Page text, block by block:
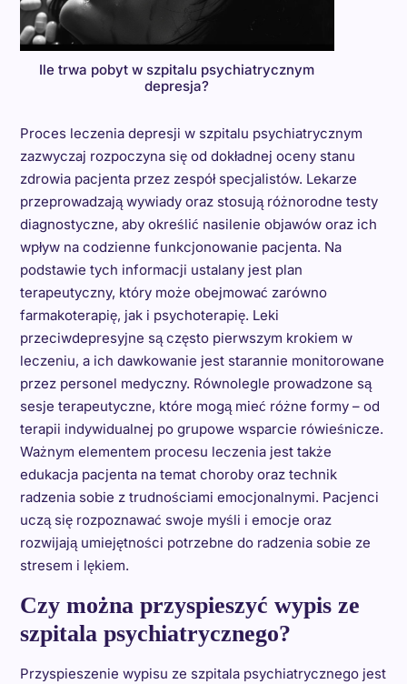
Ile trwa pobyt w szpitalu psychiatrycznym
depresja?
Proces leczenia depresji w szpitalu psychiatrycznym
zazwyczaj rozpoczyna się od dokładnej oceny stanu
zdrowia pacjenta przez zespół specjalistów. Lekarze
przeprowadzają wywiady oraz stosują różnorodne testy
diagnostyczne, aby określić nasilenie objawów oraz ich
wpływ na codzienne funkcjonowanie pacjenta. Na
podstawie tych informacji ustalany jest plan
terapeutyczny, który może obejmować zarówno
farmakoterapię, jak i psychoterapię. Leki
przeciwdepresyjne są często pierwszym krokiem w
leczeniu, a ich dawkowanie jest starannie monitorowane
przez personel medyczny. Równolegle prowadzone są
sesje terapeutyczne, które mogą mieć różne formy – od
terapii indywidualnej po grupowe wsparcie rówieśnicze.
Ważnym elementem procesu leczenia jest także
edukacja pacjenta na temat choroby oraz technik
radzenia sobie z trudnościami emocjonalnymi. Pacjenci
uczą się rozpoznawać swoje myśli i emocje oraz
rozwijają umiejętności potrzebne do radzenia sobie ze
stresem i lękiem.
Czy można przyspieszyć wypis ze
szpitala psychiatrycznego?
Przyspieszenie wypisu ze szpitala psychiatrycznego jest